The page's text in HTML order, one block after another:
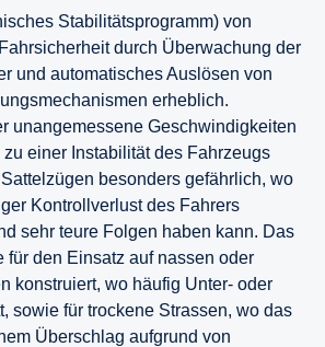
Stabilitätsprogramm) von
durch Überwachung der
und automatisches Auslösen von
erheblich.
unangemessene Geschwindigkeiten
einer Instabilität des Fahrzeugs
besonders gefährlich, wo
Kontrollverlust des Fahrers
sehr teure Folgen haben kann. Das
für den Einsatz auf nassen oder
konstruiert, wo häufig Unter- oder
sowie für trockene Strassen, wo das
Überschlag aufgrund von